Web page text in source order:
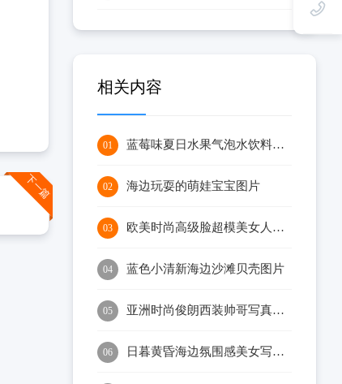
下一篇
相关内容
01 蓝莓味夏日水果气泡水饮料图片
02 海边玩耍的萌娃宝宝图片
03 欧美时尚高级脸超模美女人像摄影图片
04 蓝色小清新海边沙滩贝壳图片
05 亚洲时尚俊朗西装帅哥写真图片
06 日暮黄昏海边氛围感美女写真图片